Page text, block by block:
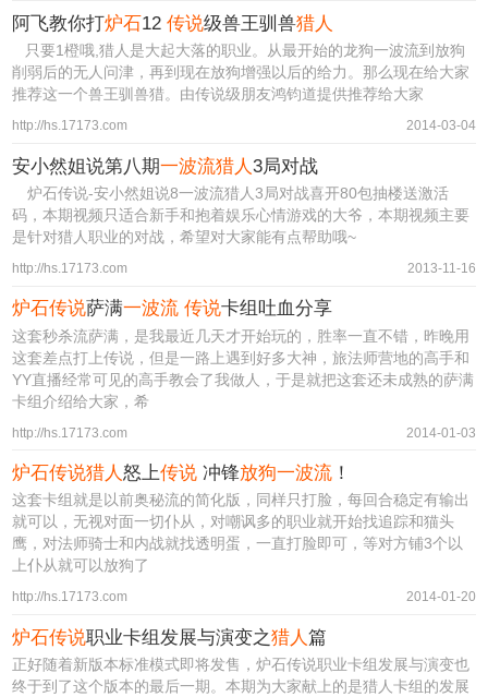
阿飞教你打炉石12传说级兽王驯兽猎人
只要1橙哦,猎人是大起大落的职业。从最开始的龙狗一波流到放狗
削弱后的无人问津，再到现在放狗增强以后的给力。那么现在给大家
推荐这一个兽王驯兽猎。由传说级朋友鸿钧道提供推荐给大家
http://hs.17173.com 2014-03-04
安小然姐说第八期一波流猎人3局对战
炉石传说-安小然姐说8一波流猎人3局对战喜开80包抽楼送激活
码，本期视频只适合新手和抱着娱乐心情游戏的大爷，本期视频主要
是针对猎人职业的对战，希望对大家能有点帮助哦~
http://hs.17173.com 2013-11-16
炉石传说萨满一波流 传说卡组吐血分享
这套秒杀流萨满，是我最近几天才开始玩的，胜率一直不错，昨晚用
这套差点打上传说，但是一路上遇到好多大神，旅法师营地的高手和
YY直播经常可见的高手教会了我做人，于是就把这套还未成熟的萨满
卡组介绍给大家，希
http://hs.17173.com 2014-01-03
炉石传说猎人怒上传说 冲锋放狗一波流 ！
这套卡组就是以前奥秘流的简化版，同样只打脸，每回合稳定有输出
就可以，无视对面一切仆从，对嘲讽多的职业就开始找追踪和猫头
鹰，对法师骑士和内战就找透明蛋，一直打脸即可，等对方铺3个以
上仆从就可以放狗了
http://hs.17173.com 2014-01-20
炉石传说职业卡组发展与演变之猎人篇
正好随着新版本标准模式即将发售，炉石传说职业卡组发展与演变也
终于到了这个版本的最后一期。本期为大家献上的是猎人卡组的发展